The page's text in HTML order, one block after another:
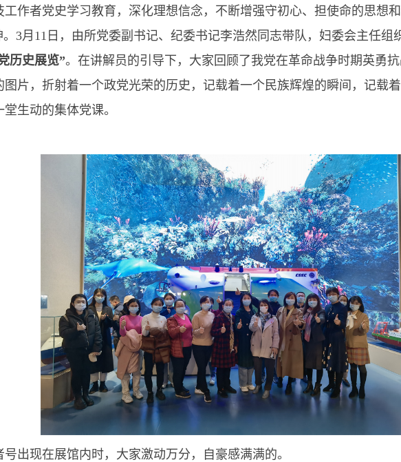
者党史学习教育，深化理想信念，不断增强守初心、担使命的思想
3月11日，由所党委副书记、纪委书记李浩然同志带队，妇委会主任
历史展览”。在讲解员的引导下，大家回顾了我党在革命战争时期英勇
片，折射着一个政党光荣的历史，记载着一个民族辉煌的瞬间，记载
生动的集体党课。
现在展馆内时，大家激动万分，自豪感满满的。